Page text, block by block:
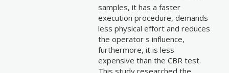
samples, it has a faster
execution procedure, demands
less physical effort and reduces
the operator s influence,
furthermore, it is less
expensive than the CBR test.